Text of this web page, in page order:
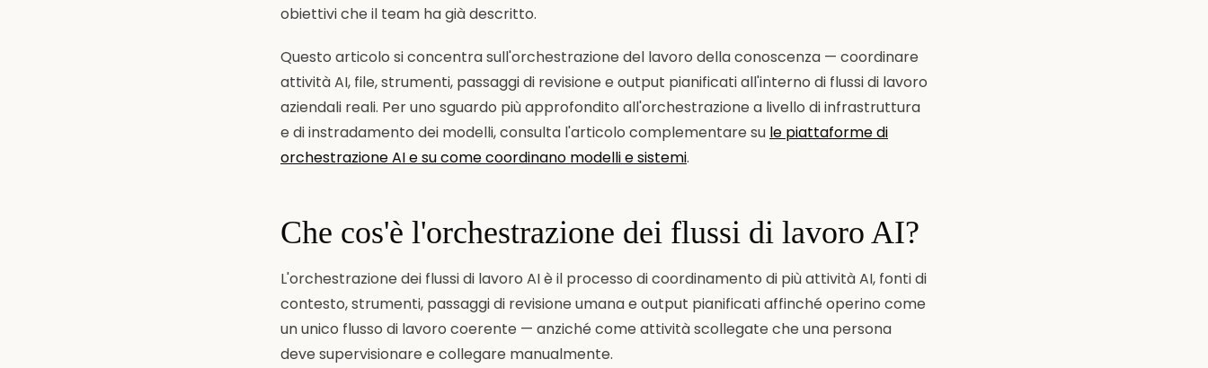
obiettivi che il team ha già descritto.
Questo articolo si concentra sull'orchestrazione del lavoro della conoscenza — coordinare
attività AI, file, strumenti, passaggi di revisione e output pianificati all'interno di flussi di lavoro
aziendali reali. Per uno sguardo più approfondito all'orchestrazione a livello di infrastruttura
e di instradamento dei modelli, consulta l'articolo complementare su le piattaforme di
orchestrazione AI e su come coordinano modelli e sistemi.
Che cos'è l'orchestrazione dei flussi di lavoro AI?
L'orchestrazione dei flussi di lavoro AI è il processo di coordinamento di più attività AI, fonti di
contesto, strumenti, passaggi di revisione umana e output pianificati affinché operino come
un unico flusso di lavoro coerente — anziché come attività scollegate che una persona
deve supervisionare e collegare manualmente.